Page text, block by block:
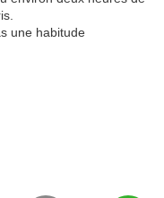
une habitude